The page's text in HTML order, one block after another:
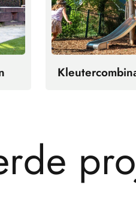
rde pro